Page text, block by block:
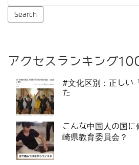
アクセスランキング
#文化区別：正しい
た
こんな中国人の国
崎県教育委員会？